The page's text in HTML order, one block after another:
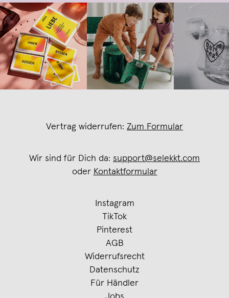
Vertrag widerrufen: Zum Formular
Wir sind für Dich da: support@selekkt.com
oder Kontaktformular
Instagram
TikTok
Pinterest
AGB
Widerrufsrecht
Datenschutz
Für Händler